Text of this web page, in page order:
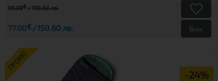
99.00€ 193.63 лв.
77.00€ 150.60 лв. Виж
ПРОМО
-24%